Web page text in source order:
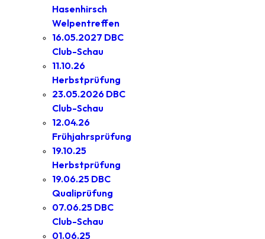
Hasenhirsch
Welpentreffen
16.05.2027 DBC
Club-Schau
11.10.26
Herbstprüfung
23.05.2026 DBC
Club-Schau
12.04.26
Frühjahrsprüfung
19.10.25
Herbstprüfung
19.06.25 DBC
Qualiprüfung
07.06.25 DBC
Club-Schau
01.06.25